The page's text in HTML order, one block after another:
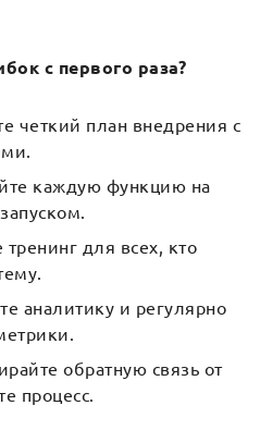
с первого раза?
четкий план внедрения с
каждую функцию на
тренинг для всех, кто
аналитику и регулярно
обратную связь от
процесс.